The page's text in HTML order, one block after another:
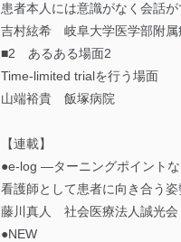
患者本人には意識がなく会話
吉村絃希 岐阜大学医学部附属
■2 あるある場面2
Time-limited trialを行う場面
山端裕貴 飯塚病院
【連載】
●e-log ―ターニングポイント
看護師として患者に向き合う
藤川真人 社会医療法人誠光会
●NEW